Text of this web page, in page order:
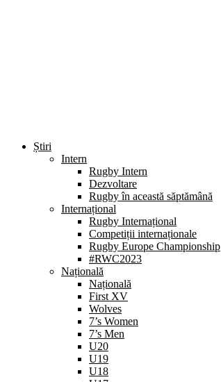
Știri
Intern
Rugby Intern
Dezvoltare
Rugby în această săptămână
Internațional
Rugby Internațional
Competiții internaționale
Rugby Europe Championship
#RWC2023
Națională
Națională
First XV
Wolves
7’s Women
7’s Men
U20
U19
U18